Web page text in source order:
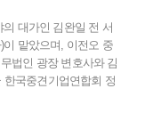
대가인 김완일 전 서
맡았으며, 이전오 중
법인 광장 변호사와 김
한국중견기업연합회 정